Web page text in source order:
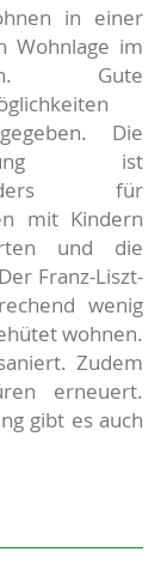
in einer
Wohnlage im
Gute
Die
ist
für
mit Kindern
und die
Franz-Liszt-
wenig
wohnen.
Zudem
erneuert.
gibt es auch